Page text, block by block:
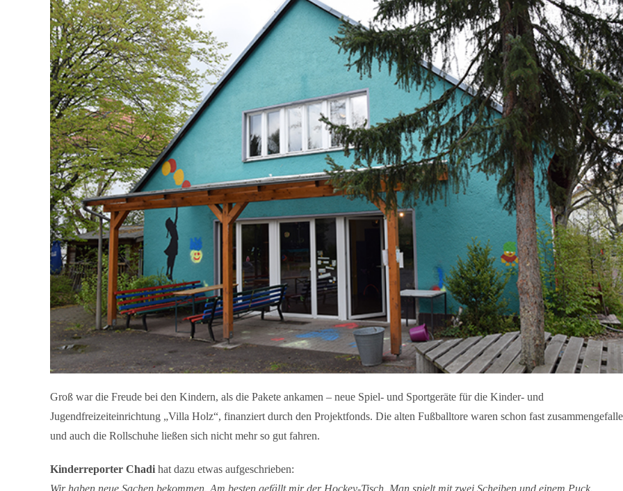
Groß war die Freude bei den Kindern, als die Pakete ankamen – neue Spiel- und Sportgeräte für die Kinder- und
Jugendfreizeiteinrichtung „Villa Holz“, finanziert durch den Projektfonds. Die alten Fußballtore waren schon fast
und auch die Rollschuhe ließen sich nicht mehr so gut fahren.
Kinderreporter Chadi hat dazu etwas aufgeschrieben:
Wir haben neue Sachen bekommen. Am besten gefällt mir der Hockey-Tisch. Man spielt mit zwei Scheiben und einem Puck.